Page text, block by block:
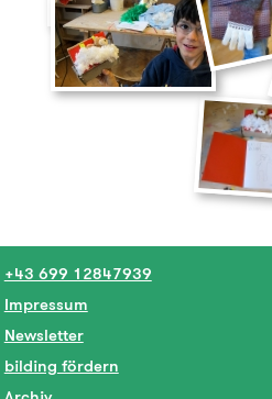
+43 699 12847939
Impressum
Newsletter
bilding fördern